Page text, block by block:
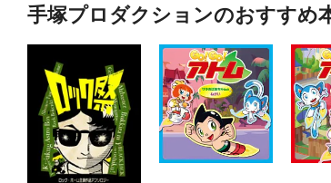
手塚プロダクションのおすすめ